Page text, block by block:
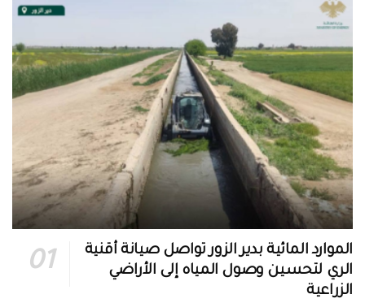
الموارد المائية بدير الزور تواصل صيانة أقنية
الري لتحسين وصول المياه إلى الأراضي
الزراعية